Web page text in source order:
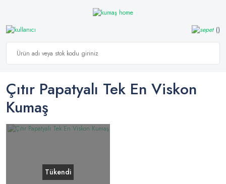
Çıtır Papatyalı Tek En Viskon
Kumaş
Tükendi